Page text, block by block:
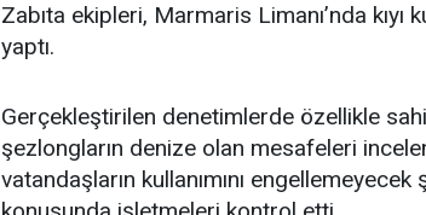
Zabıta ekipleri, Marmaris Limanı’nda kıyı
yaptı.
Gerçekleştirilen denetimlerde özellikle
şezlongların denize olan mesafeleri
vatandaşların kullanımını